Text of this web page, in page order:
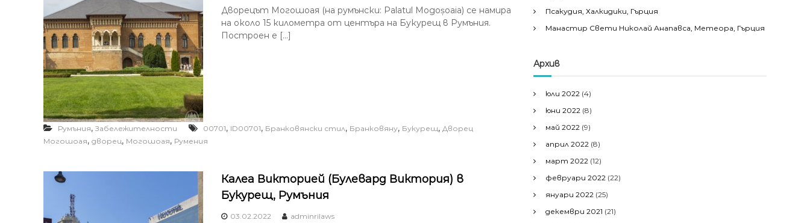
Дворецът Могошоая (на румънски: Palatul Mogoșoaia) се намира
на около 15 километра от центъра на Букурещ в Румъния.
Построен е […]
Румъния, Забележителности 00701, ID00701, Бранковянски стил, Бранковяну, Букурещ, Дворец
Могошоая, дворец, Могошоая, Румения
Калеа Викторией (Булевард Виктория) в
Букурещ, Румъния
03.02.2022 adminrilaws
Псакудия, Халкидики, Гърция
Манастир Свети Николай Анапавса, Метеора, Гърция
Архив
юли 2022 (4)
юни 2022 (8)
май 2022 (9)
април 2022 (8)
март 2022 (12)
февруари 2022 (22)
януари 2022 (25)
декември 2021 (21)